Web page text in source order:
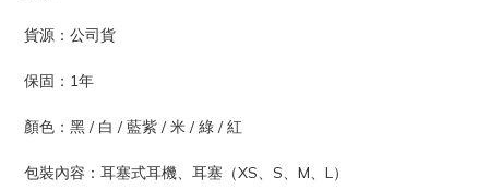
貨源：公司貨
保固：1年
顏色：黑 / 白 / 藍紫 / 米 / 綠 / 紅
包裝內容：耳塞式耳機、耳塞（XS、S、M、L）